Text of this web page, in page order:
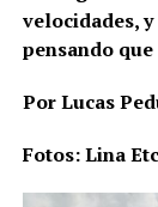
velocidades,
pensando
Por Lucas
Fotos: Lina